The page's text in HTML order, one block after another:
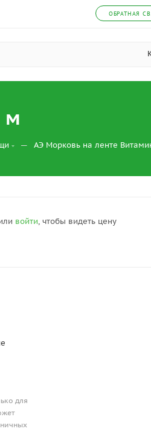
ОБРАТНАЯ
м
— АЭ Морковь на ленте
войти, чтобы видеть цену
для